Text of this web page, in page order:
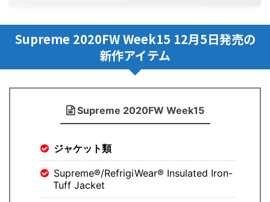
Supreme 2020FW Week15 12月5日発売の
新作アイテム
Supreme 2020FW Week15
ジャケット類
Supreme®/RefrigiWear® Insulated Iron-
Tuff Jacket